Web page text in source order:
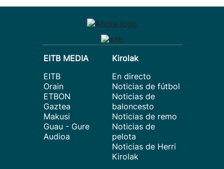
EITB MEDIA
EITB
Orain
ETBON
Gaztea
Makusi
Guau - Gure
Audioa
Kirolak
En directo
Noticias de fútbol
Noticias de
baloncesto
Noticias de remo
Noticias de
pelota
Noticias de Herri
Kirolak